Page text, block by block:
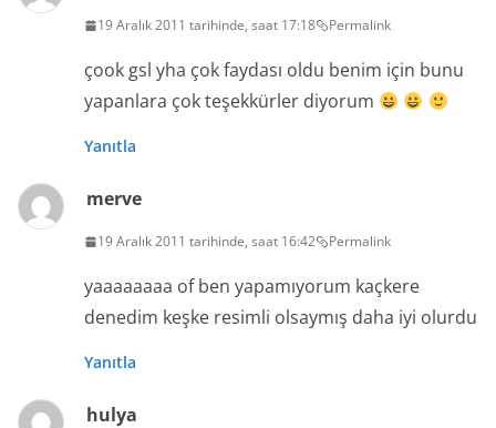
19 Aralık 2011 tarihinde, saat 17:18 Permalink
çook gsl yha çok faydası oldu benim için bunu
yapanlara çok teşekkürler diyorum
Yanıtla
merve
19 Aralık 2011 tarihinde, saat 16:42 Permalink
yaaaaaaaa of ben yapamıyorum kaçkere
denedim keşke resimli olsaymış daha iyi olurdu
Yanıtla
hulya